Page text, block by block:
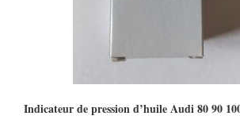
Indicateur de pression d’huile Audi 80 90